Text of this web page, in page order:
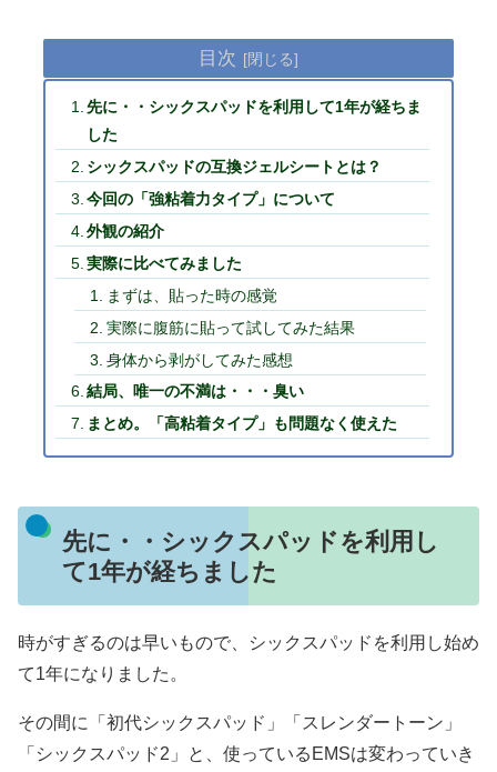
目次
先に・・シックスパッドを利用して1年が経ちま
した
シックスパッドの互換ジェルシートとは？
今回の「強粘着力タイプ」について
外観の紹介
実際に比べてみました
まずは、貼った時の感覚
実際に腹筋に貼って試してみた結果
身体から剥がしてみた感想
結局、唯一の不満は・・・臭い
まとめ。「高粘着タイプ」も問題なく使えた
先に・・シックスパッドを利用し
て1年が経ちました
時がすぎるのは早いもので、シックスパッドを利用し始め
て1年になりました。
その間に「初代シックスパッド」「スレンダートーン」
「シックスパッド2」と、使っているEMSは変わっていき